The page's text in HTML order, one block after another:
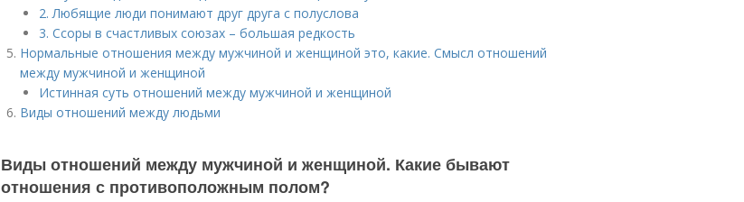
2. Любящие люди понимают друг друга с полуслова
3. Ссоры в счастливых союзах – большая редкость
Нормальные отношения между мужчиной и женщиной это, какие. Смысл отношений
между мужчиной и женщиной
Истинная суть отношений между мужчиной и женщиной
Виды отношений между людьми
Виды отношений между мужчиной и женщиной. Какие бывают
отношения с противоположным полом?